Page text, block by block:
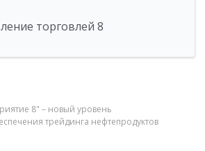
торговлей 8
8" – новый уровень
трейдинга нефтепродуктов